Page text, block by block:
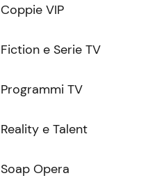
Coppie VIP
Fiction e Serie TV
Programmi TV
Reality e Talent
Soap Opera